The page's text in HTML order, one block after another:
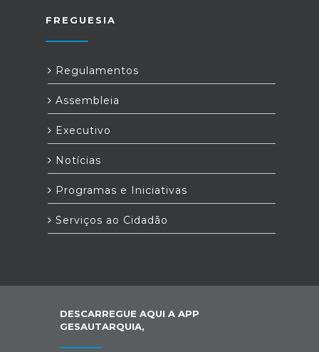
FREGUESIA
Regulamentos
Assembleia
Executivo
Notícias
Programas e Iniciativas
Serviços ao Cidadão
DESCARREGUE AQUI A APP
GESAUTARQUIA,